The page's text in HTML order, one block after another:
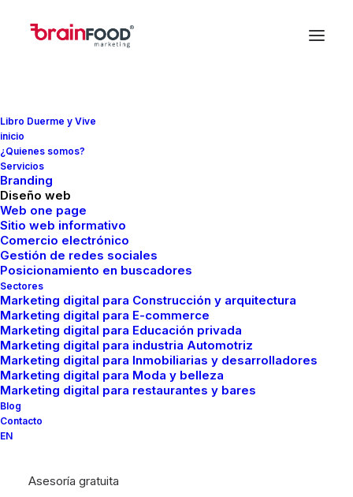
Libro Duerme y Vive
inicio
¿Quienes somos?
Servicios
Branding
Diseño web
Web one page
Sitio web informativo
Comercio electrónico
Gestión de redes sociales
Posicionamiento en buscadores
Sectores
Marketing digital para Construcción y arquitectura
Marketing digital para E-commerce
Marketing digital para Educación privada
Marketing digital para industria Automotriz
Marketing digital para Inmobiliarias y desarrolladores
Marketing digital para Moda y belleza
Marketing digital para restaurantes y bares
Blog
Contacto
EN
Asesoría gratuita
InPaginas web
Google y algunos tips
para el eCommerce
FMCreador